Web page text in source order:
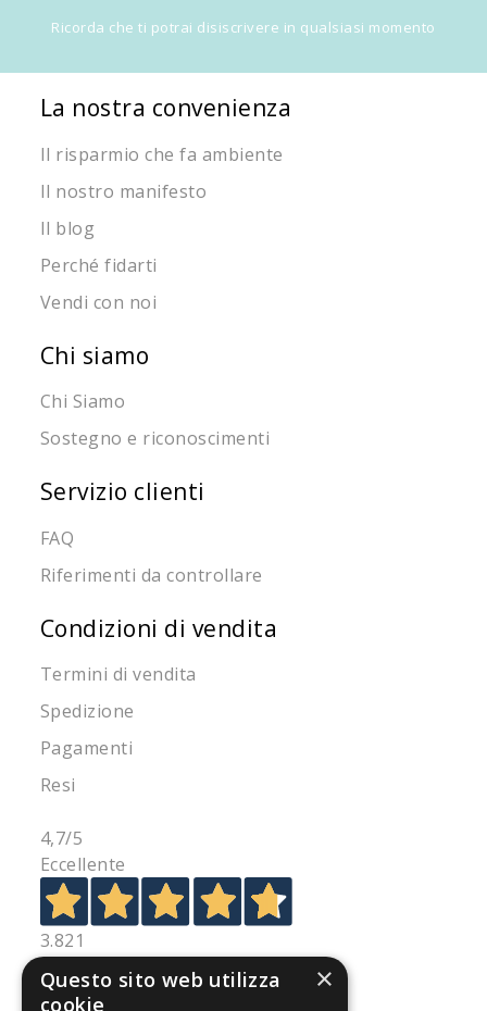
Ricorda che ti potrai disiscrivere in qualsiasi momento
La nostra convenienza
Il risparmio che fa ambiente
Il nostro manifesto
Il blog
Perché fidarti
Vendi con noi
Chi siamo
Chi Siamo
Sostegno e riconoscimenti
Servizio clienti
FAQ
Riferimenti da controllare
Condizioni di vendita
Termini di vendita
Spedizione
Pagamenti
Resi
4,7/5
Eccellente
3.821
Recensioni
×
Questo sito web utilizza
cookie